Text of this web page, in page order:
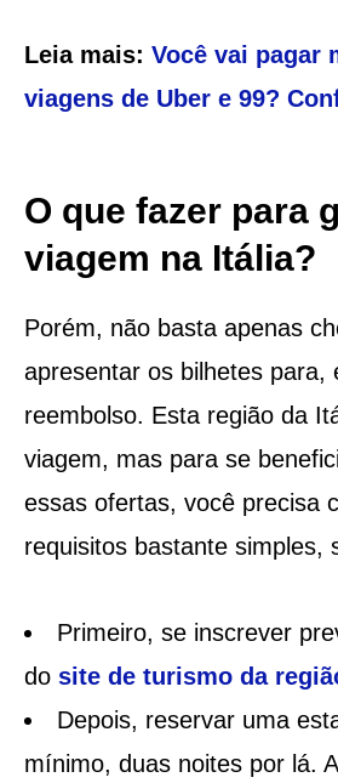
Leia mais: Você vai pagar
viagens de Uber e 99?
O que fazer para
viagem na Itália?
Porém, não basta apenas
apresentar os bilhetes para,
reembolso. Esta região da
viagem, mas para se
essas ofertas, você precisa
requisitos bastante simples,
Primeiro, se inscrever
do site de turismo da
Depois, reservar uma
mínimo, duas noites por lá.